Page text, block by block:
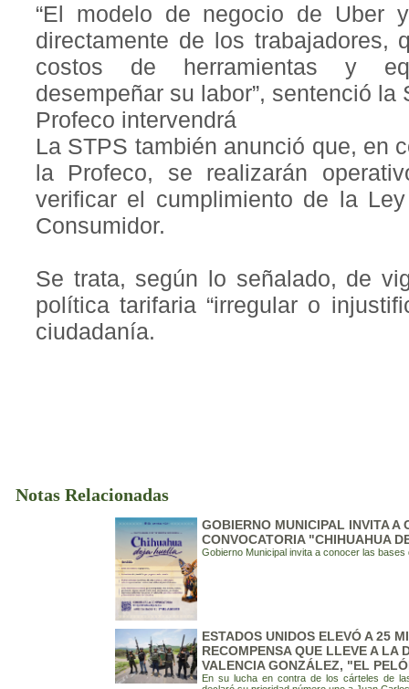
“El modelo de negocio de Uber
directamente de los trabajadores,
costos de herramientas y
desempeñar su labor”, sentenció la
Profeco intervendrá
La STPS también anunció que, en
la Profeco, se realizarán
verificar el cumplimiento de la
Consumidor.
Se trata, según lo señalado, de
política tarifaria “irregular o
ciudadanía.
Notas Relacionadas
GOBIERNO MUNICIPAL INVITA A
CONVOCATORIA "CHIHUAHUA
Gobierno Municipal invita a conocer las
ESTADOS UNIDOS ELEVÓ A 25
RECOMPENSA QUE LLEVE A LA
VALENCIA GONZÁLEZ, "EL
En su lucha en contra de los cárteles de